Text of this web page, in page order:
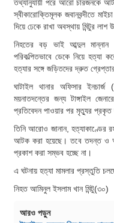
তথ্যানুযায়ী পরে আরো চারজনকে
স্বীকারোক্তিমূলক জবানবন্দীতে
দিয়ে ঢেকে রাখা অবস্থায় মিন্টুর লাশ
নিহতের বড় ভাই আব্দুল মান্নান
পরিকল্পিতভাবে ডেকে নিয়ে হত্যা
হত্যার সঙ্গে জড়িতদের দ্রুত
ঘাটাইল থানার অফিসার
ময়নাতদন্তের জন্য টাঙ্গাইল
প্রতিবেদন পাওয়ার পর মৃত্যুর প্রকৃত
তিনি আরোও জানান, হত্যাকাণ্ডের
আটক করা হয়েছে। তবে তদন্ত ও
প্রকাশ করা সম্ভব হচ্ছে না।
এ ঘটনায় হত্যা মামলার প্রস্তুতি
নিহত আমিনুল ইসলাম খান মিন্টু(৩০)
আরও পড়ুন